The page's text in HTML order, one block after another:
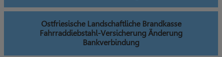
Ostfriesische Landschaftliche Brandkasse
Fahrraddiebstahl-Versicherung Änderung
Bankverbindung